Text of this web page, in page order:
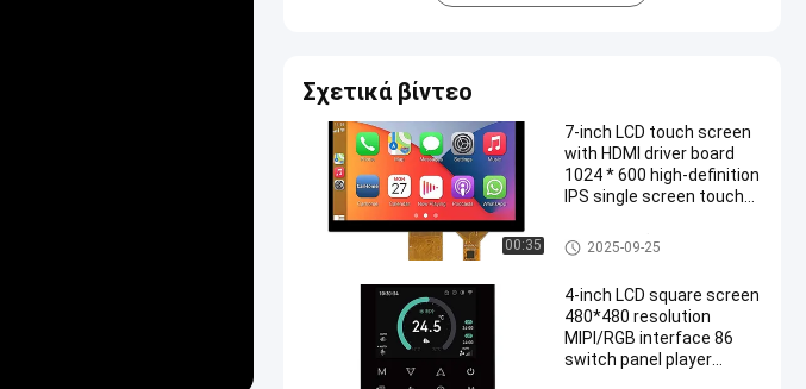
Σχετικά βίντεο
00:35
7-inch LCD touch screen
with HDMI driver board
1024 * 600 high-definition
IPS single screen touch
Εικονική οθόνη TFT
2025-09-25
4-inch LCD square screen
480*480 resolution
MIPI/RGB interface 86
switch panel player